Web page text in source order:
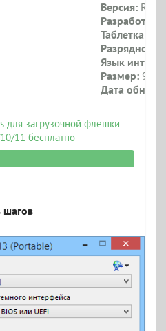
Версия:
Разработчик:
Таблетка:
Разрядность:
Язык
Размер: 945
Дата
для загрузочной флешки
11 бесплатно
шагов